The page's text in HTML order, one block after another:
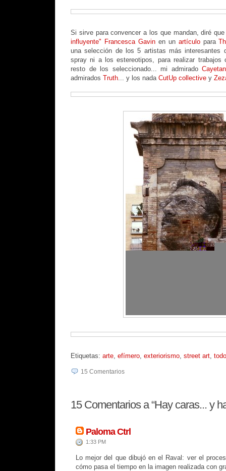
Si sirve para convencer a los que mandan, diré
influyente" Francesca Gavinen un artículopara
una selección de los 5 artistas más interesantes
spray ni a los estereotipos, para realizar trabajos
resto de los seleccionado... mi admirado
admirados Truth... y los nada CutUp collective y
Etiquetas: arte efímero exteriorismo street art
15 Comentarios
15Comentarios a “Hay caras... y
Paloma Ctrl
1:33 PM
Lo mejor del que dibujó en el Raval: ver el
cómo pasa el tiempo en la imagen realizada con